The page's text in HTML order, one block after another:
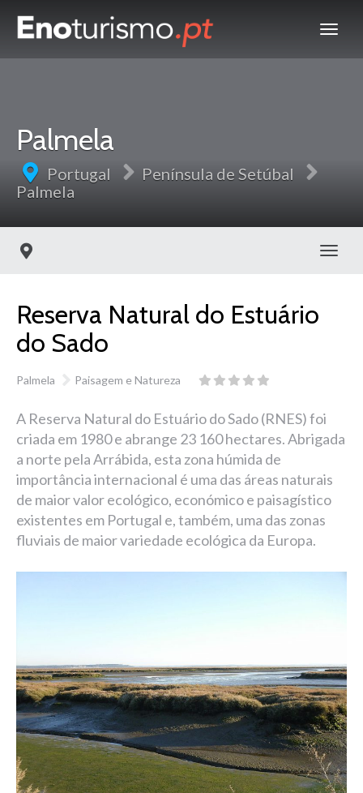
Palmela
Portugal
Península de Setúbal
Palmela
Reserva Natural do Estuário
do Sado
Palmela Paisagem e Natureza
A Reserva Natural do Estuário do Sado (RNES) foi
criada em 1980 e abrange 23 160 hectares. Abrigada
a norte pela Arrábida, esta zona húmida de
importância internacional é uma das áreas naturais
de maior valor ecológico, económico e paisagístico
existentes em Portugal e, também, uma das zonas
fluviais de maior variedade ecológica da Europa.